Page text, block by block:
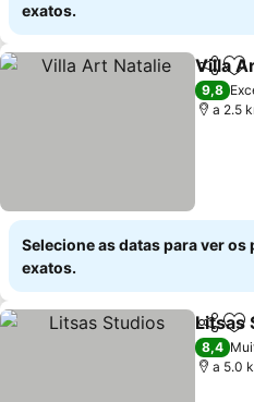
exatos.
Villa
9,8
a 2.5
Selecione as datas para ver os
exatos.
Litsas
8,4
a 5.0